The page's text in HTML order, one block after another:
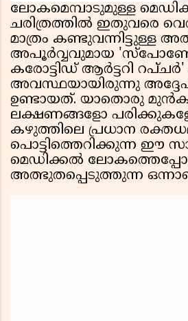
ലോകമെമ്പാടുമുള്ള
ചരിത്രത്തിൽ ഇതുവരെ
മാത്രം കണ്ടുവന്നിട്ടുള്ള
അപൂർവ്വവുമായ
കരോട്ടിഡ് ആർട്ടറി
അവസ്ഥയായിരുന്നു
ഉണ്ടായത്. യാതൊരു
ലക്ഷണങ്ങളോ
കഴുത്തിലെ പ്രധാന
പൊട്ടിത്തെറിക്കുന്ന ഈ
മെഡിക്കൽ
അത്ഭുതപ്പെടുത്തുന്ന